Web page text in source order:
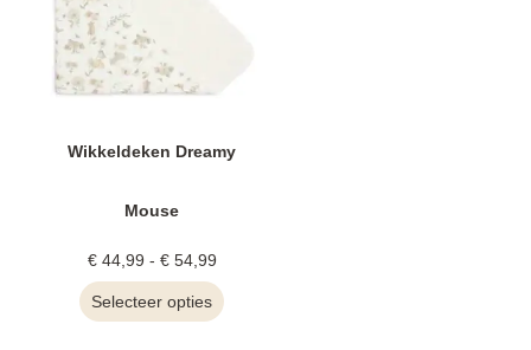
Wikkeldeken Dreamy
Mouse
€44,99 - €54,99
Selecteer opties